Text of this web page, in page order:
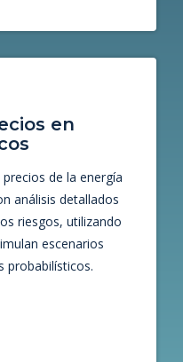
en
de la energía
análisis detallados
riesgos, utilizando
escenarios
probabilísticos.